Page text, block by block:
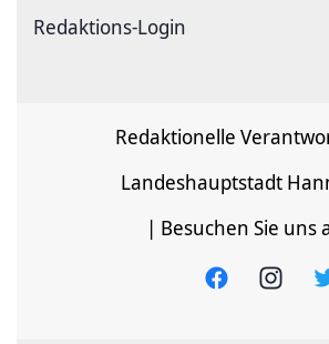
Redaktions-Login
Redaktionelle
Landeshauptstadt
| Besuchen Sie uns